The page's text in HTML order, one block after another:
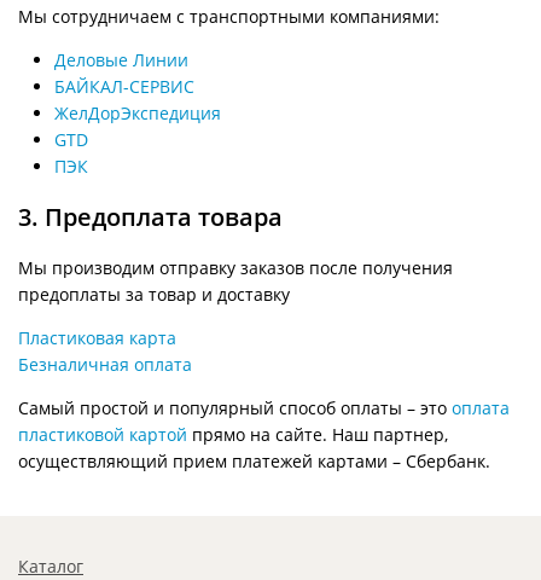
Мы сотрудничаем с транспортными компаниями:
Деловые Линии
БАЙКАЛ-СЕРВИС
ЖелДорЭкспедиция
GTD
ПЭК
3. Предоплата товара
Мы производим отправку заказов после получения
предоплаты за товар и доставку
Пластиковая карта
Безналичная оплата
Самый простой и популярный способ оплаты – это оплата
пластиковой картой прямо на сайте. Наш партнер,
осуществляющий прием платежей картами – Сбербанк.
Каталог